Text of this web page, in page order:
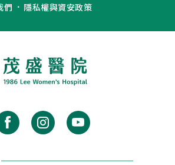
們 隱私權與資安政策